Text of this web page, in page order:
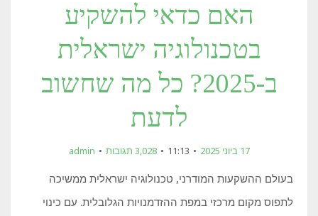
האם כדאי להשקיע
בטכנולוגיה ישראלית
ב-2025? כל מה שחשוב
לדעת
17 ביוני 2025 11:13 3,028 תגובות admin
בעולם ההשקעות המודרני, טכנולוגיה ישראלית ממשיכה
לתפוס מקום מרכזי במפת ההזדמנויות הגלובלית. עם כינוי